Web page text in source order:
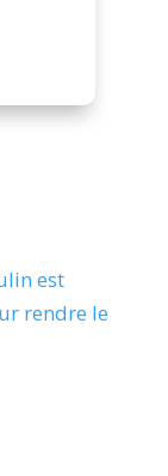
est
rendre le